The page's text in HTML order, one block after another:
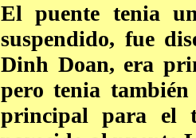
El puente tenia
suspendido, fue
Dinh Doan, era
pero tenia
principal para el